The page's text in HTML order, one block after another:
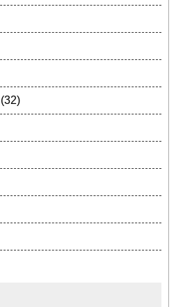
(32)